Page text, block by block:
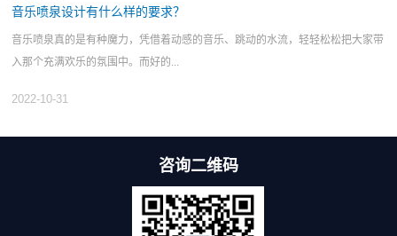
音乐喷泉设计有什么样的要求？
音乐喷泉真的是有种魔力，凭借着动感的音乐、跳动的水流，轻轻松松把大家带
入那个充满欢乐的氛围中。而好的...
2022-10-31
咨询二维码